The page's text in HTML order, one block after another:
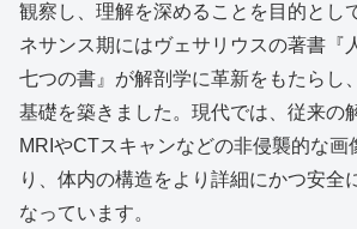
観察し、理解を深めることを目的とし
ネサンス期にはヴェサリウスの著書『
七つの書』が解剖学に革新をもたらし
基礎を築きました。現代では、従来の
MRIやCTスキャンなどの非侵襲的な画
り、体内の構造をより詳細にかつ安全
なっています。